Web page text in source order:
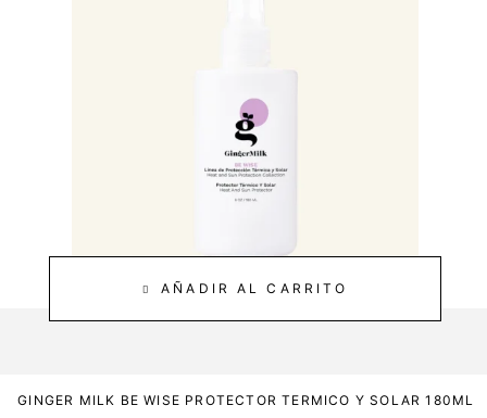
AÑADIR AL CARRITO
GINGER MILK BE WISE PROTECTOR TERMICO Y SOLAR 180ML